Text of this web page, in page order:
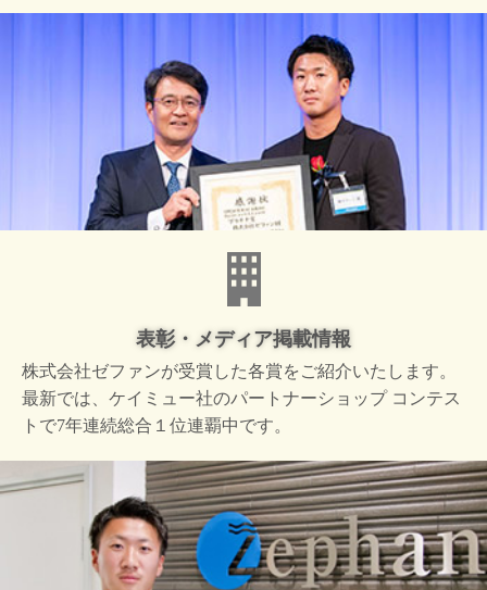
表彰・メディア掲載情報
株式会社ゼファンが受賞した各賞をご紹介いたします。
最新では、ケイミュー社のパートナーショップ コンテス
トで7年連続総合１位連覇中です。